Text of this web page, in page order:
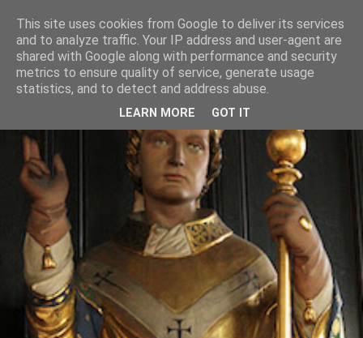
This site uses cookies from Google to deliver its services
and to analyze traffic. Your IP address and user-agent are
shared with Google along with performance and security
metrics to ensure quality of service, generate usage
statistics, and to detect and address abuse.
LEARN MORE GOT IT